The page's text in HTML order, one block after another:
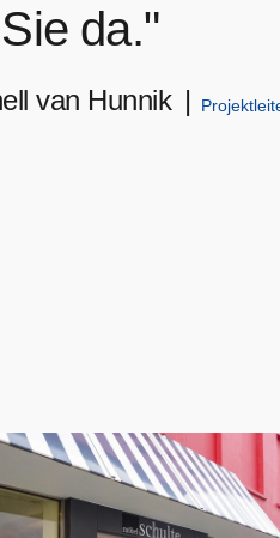
da."
van Hunnik |